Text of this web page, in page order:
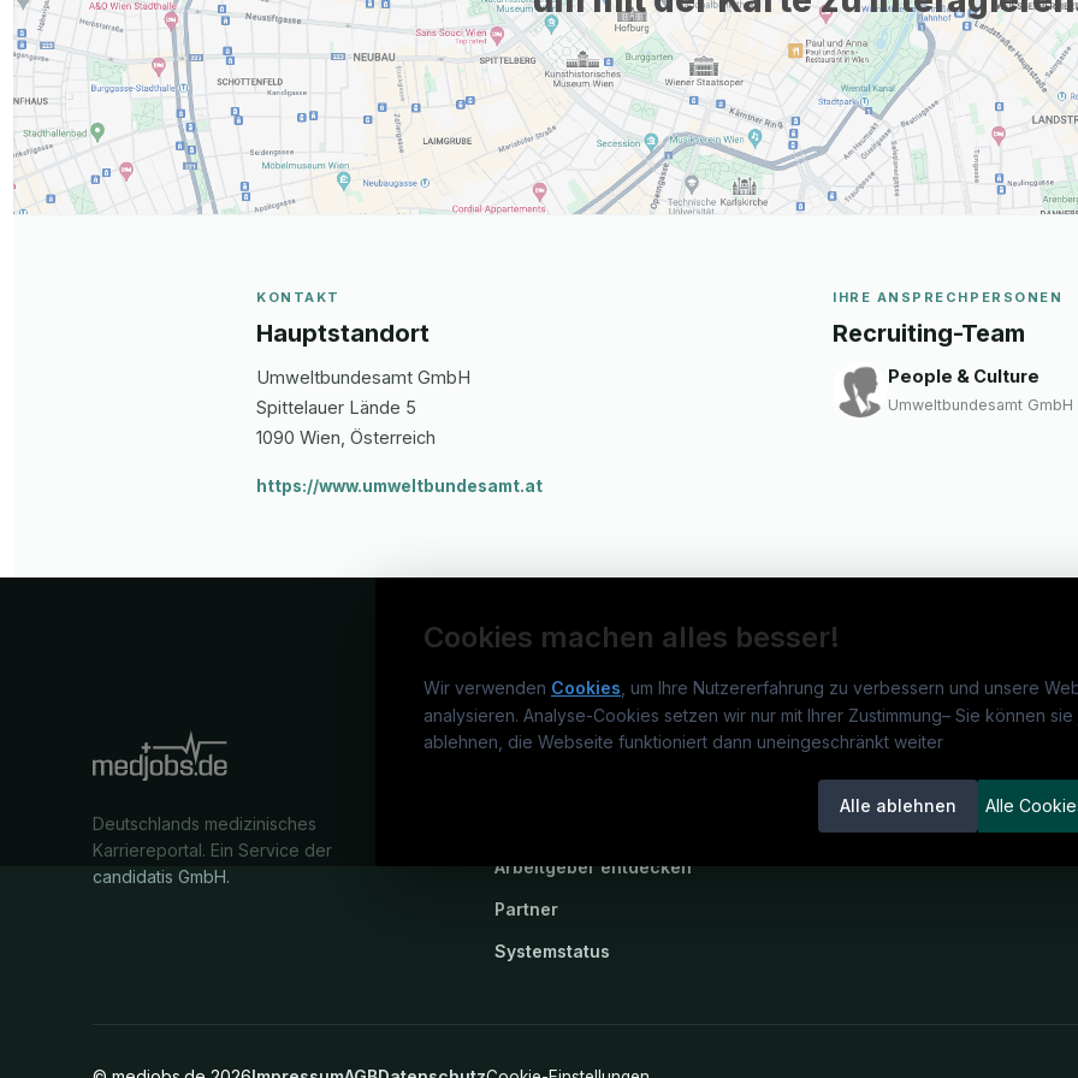
KONTAKT
Hauptstandort
Umweltbundesamt GmbH
Spittelauer Lände 5
1090 Wien , Österreich
https://www.umweltbundesamt.at
IHRE ANSPRECHPERSONEN
Recruiting-Team
People & Culture
Umweltbundesamt GmbH
Cookies machen alles besser!
Wir verwenden Cookies , um Ihre Nutzererfahrung zu verbessern und unsere
analysieren. Analyse-Cookies setzen wir nur mit Ihrer Zustimmung– Sie können
ablehnen, die Webseite funktioniert dann uneingeschränkt weiter
Alle ablehnen
Alle
Deutschlands medizinisches
Karriereportal. Ein Service der
candidatis GmbH.
medjobs.de
Arbeitgeber entdecken
Partner
Systemstatus
Jobs
Jobkategorien